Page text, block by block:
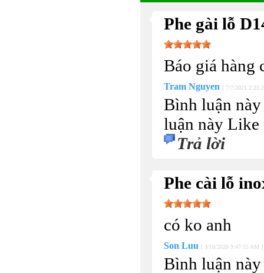
Bulong
Phe gài lỗ
Báo giá hàng
Tram Nguyen [ 7/7/2021
Bình luận
luận này Like
Trả lời
Phe cài lỗ
có ko anh
Son Luu [ 3/10/2020 9:47:15 AM ]
Bình luận